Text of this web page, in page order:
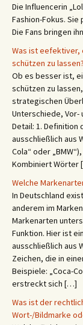
Die Influencerin
Fashion-Fokus.
Die Fans bringen
Was ist eefektiver,
schützen zu lassen?
Ob es besser ist,
schützen zu
strategischen
Unterschiede, Vor-
Detail: 1.
ausschließlich aus
Cola“ oder
Kombiniert Wörter
Welche
In Deutschland
anderem im
Markenarten
Funktion. Hier ist
ausschließlich aus
Zeichen, die in
Beispiele: „Coca-
erstreckt sich […]
Was ist der
Wort-/Bildmarke